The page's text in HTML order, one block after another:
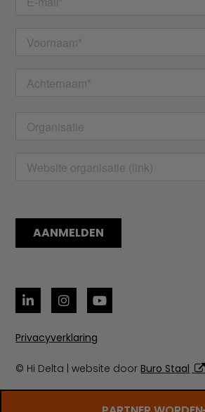
© Hi Delta | website doorBuro Staal
Privacyverklaring